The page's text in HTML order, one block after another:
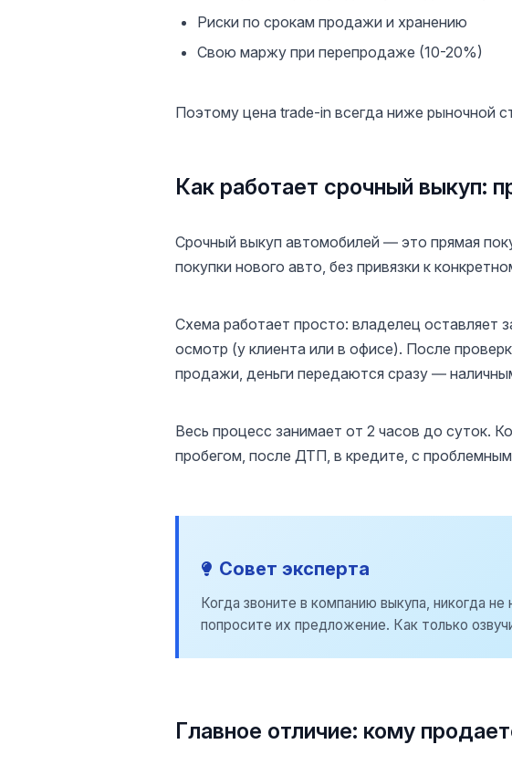
Риски по срокам продажи и хранению
Свою маржу при перепродаже (10-20%)
Поэтому цена trade-in всегда ниже рыночной
Как работает срочный выкуп:
Срочный выкуп автомобилей — это прямая
покупки нового авто, без привязки к
Схема работает просто: владелец оставляет
осмотр (у клиента или в офисе). После
продажи, деньги передаются сразу —
Весь процесс занимает от 2 часов до суток.
пробегом, после ДТП, в кредите, с
Совет эксперта
Когда звоните в компанию выкупа, никогда
попросите их предложение. Как только
Главное отличие: кому